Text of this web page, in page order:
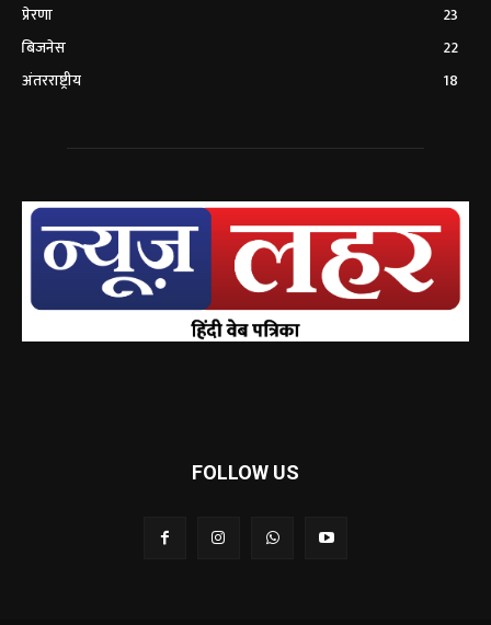
प्रेरणा
23
बिजनेस
22
अंतरराष्ट्रीय
18
FOLLOW US